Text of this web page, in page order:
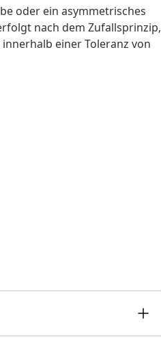
oder ein asymmetrisches
nach dem Zufallsprinzip,
einer Toleranz von